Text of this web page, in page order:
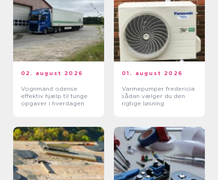
02. august 2026
Vognmand odense
effektiv hjælp til tunge
opgaver i hverdagen
01. august 2026
Varmepumper fredericia
sådan vælger du den
rigtige løsning